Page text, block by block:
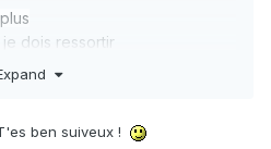
je dois ressortir
ben suiveux !